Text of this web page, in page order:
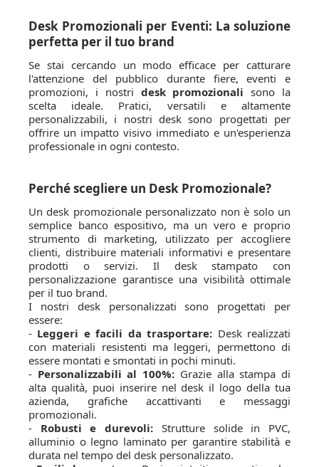
Desk Promozionali per Eventi: La soluzione
perfetta per il tuo brand
Se stai cercando un modo efficace per catturare
l'attenzione del pubblico durante fiere, eventi e
promozioni, i nostri desk promozionali sono la
scelta ideale. Pratici, versatili e altamente
personalizzabili, i nostri desk sono progettati per
offrire un impatto visivo immediato e un'esperienza
professionale in ogni contesto.
Perché scegliere un Desk Promozionale?
Un desk promozionale personalizzato non è solo un
semplice banco espositivo, ma un vero e proprio
strumento di marketing, utilizzato per accogliere
clienti, distribuire materiali informativi e presentare
prodotti o servizi. Il desk stampato con
personalizzazione garantisce una visibilità ottimale
per il tuo brand.
I nostri desk personalizzati sono progettati per
essere:
- Leggeri e facili da trasportare: Desk realizzati
con materiali resistenti ma leggeri, permettono di
essere montati e smontati in pochi minuti.
- Personalizzabili al 100%: Grazie alla stampa di
alta qualità, puoi inserire nel desk il logo della tua
azienda, grafiche accattivanti e messaggi
promozionali.
- Robusti e durevoli: Strutture solide in PVC,
alluminio o legno laminato per garantire stabilità e
durata nel tempo del desk personalizzato.